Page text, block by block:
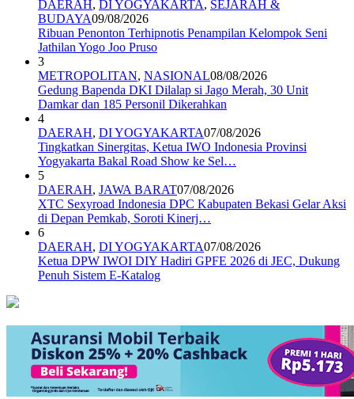
DAERAH, DI YOGYAKARTA, SEJARAH &
BUDAYA09/08/2026
Ribuan Penonton Terhipnotis Penampilan Kelompok Seni
Jathilan Yogo Joo Pruso
3
METROPOLITAN, NASIONAL08/08/2026
Gedung Bapenda DKI Dilalap si Jago Merah, 30 Unit
Damkar dan 185 Personil Dikerahkan
4
DAERAH, DI YOGYAKARTA07/08/2026
Tingkatkan Sinergitas, Ketua IWO Indonesia Provinsi
Yogyakarta Bakal Road Show ke Sel…
5
DAERAH, JAWA BARAT07/08/2026
XTC Sexyroad Indonesia DPC Kabupaten Bekasi Gelar Aksi
di Depan Pemkab, Soroti Kinerj…
6
DAERAH, DI YOGYAKARTA07/08/2026
Ketua DPW IWOI DIY Hadiri GPFE 2026 di JEC, Dukung
Penuh Sistem E-Katalog